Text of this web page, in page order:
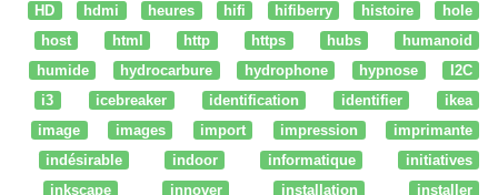
HD
hdmi heures hifi hifiberry histoire
hole
host
html http https hubs
humanoid
humide
hydrocarbure hydrophone hypnose
I2C
i3
icebreaker identification identifier
ikea
image
images import impression
imprimante
indésirable
indoor informatique
initiatives
inkscape
innover installation installer